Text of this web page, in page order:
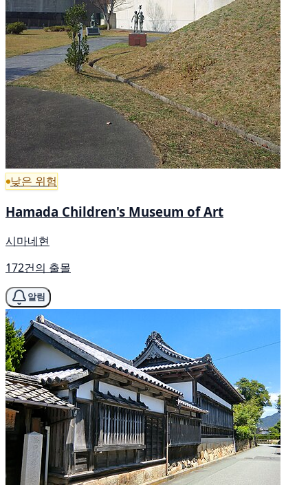
낮은 위험
Hamada Children's Museum of Art
시마네현
172건의 출몰
알림